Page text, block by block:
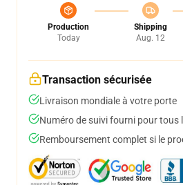
Production
Today
Shipping
Aug. 12
Transaction sécurisée
Livraison mondiale à votre porte
Numéro de suivi fourni pour tous
Remboursement complet si le